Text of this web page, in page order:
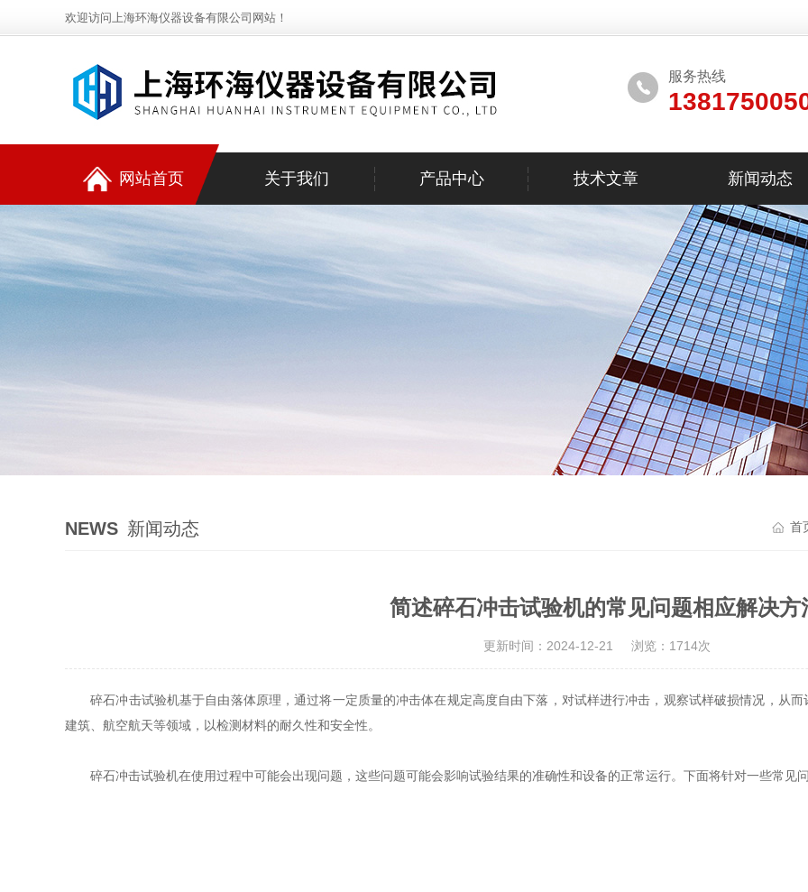
欢迎访问上海环海仪器设备有限公司网站！
服务热线
网站首页 关于我们 产品中心 技术文章 新闻动态
NEWS 新闻动态 首
简述碎石冲击试验机的常见问题相应解决方
更新时间：2024-12-21 浏览：1714次
碎石冲击试验机基于自由落体原理，通过将一定质量的冲击体在规定高度自由下落，对试样进行冲击，观察试样破损情况，从而
建筑、航空航天等领域，以检测材料的耐久性和安全性。
碎石冲击试验机在使用过程中可能会出现问题，这些问题可能会影响试验结果的准确性和设备的正常运行。下面将针对一些常见